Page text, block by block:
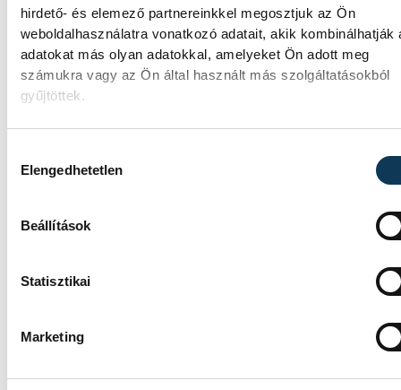
hirdető- és elemező partnereinkkel megosztjuk az Ön
weboldalhasználatra vonatkozó adatait, akik kombinálhatják
adatokat más olyan adatokkal, amelyeket Ön adott meg
számukra vagy az Ön által használt más szolgáltatásokból
gyűjtöttek.
Elengedhetetlen
Beállítások
Statisztikai
Marketing
államfőválasztás
A Tisza-frakció kezdeményezte, hogy a
parlament jövő kedden válassza meg az új
Valami óriási csapódott a
Holdba ma reggel
Magyar idő szerint 8:35 körül a Hold
felszínébe csapódott a SpaceX egyik
rakétájának felső fokozata. A becsapódást
Földről szabad szemmel nem lehetett
szakemberek azonban távcsövekkel
az eseményt.